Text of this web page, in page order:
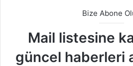
Bize Abone
Mail listesine
güncel haberleri